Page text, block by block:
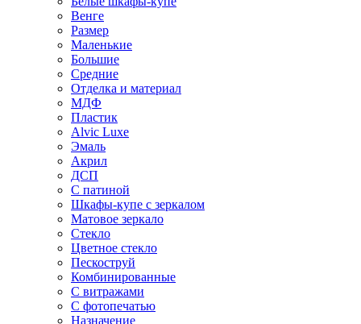
Венге
Размер
Маленькие
Большие
Средние
Отделка и материал
МДФ
Пластик
Alvic Luxe
Эмаль
Акрил
ДСП
С патиной
Шкафы-купе с зеркалом
Матовое зеркало
Стекло
Цветное стекло
Пескоструй
Комбинированные
С витражами
С фотопечатью
Назначение